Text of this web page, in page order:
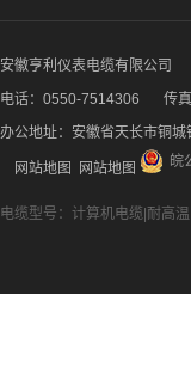
安徽亨利仪表电缆有限公司
电话：0550-7514306
传
办公地址：安徽省天长市铜
网站地图 网站地图 皖
电缆型号：计算机电缆|耐高